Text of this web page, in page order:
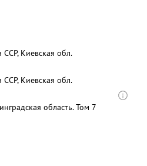
Киевская обл.
Киевская обл.
область. Том 7